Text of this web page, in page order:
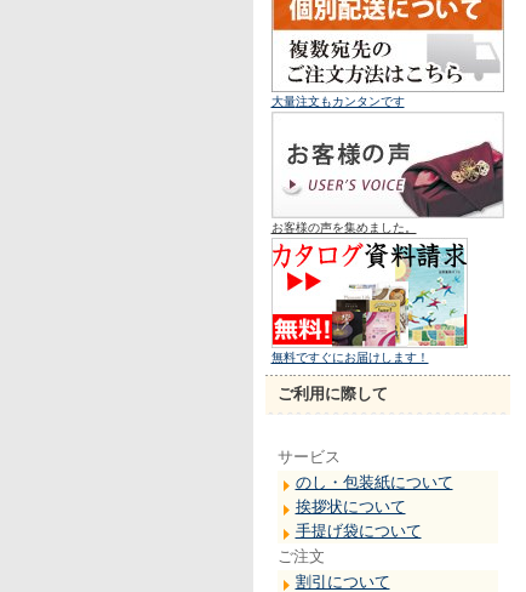
大量注文もカンタンです
お客様の声を集めました。
無料ですぐにお届けします！
ご利用に際して
サービス
のし・包装紙について
挨拶状について
手提げ袋について
ご注文
割引について